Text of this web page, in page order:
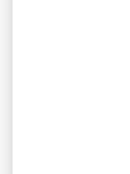
la
● Au
de
sang